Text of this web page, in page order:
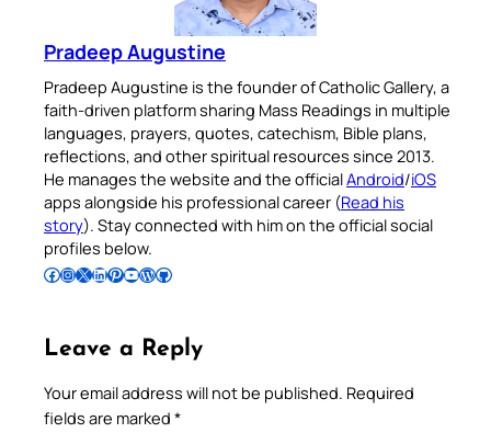
Pradeep Augustine
Pradeep Augustine is the founder of Catholic Gallery, a
faith-driven platform sharing Mass Readings in multiple
languages, prayers, quotes, catechism, Bible plans,
reflections, and other spiritual resources since 2013.
He manages the website and the officialAndroid/iOS
apps alongside his professional career (Read his
story). Stay connected with him on the official social
profiles below.
Follow Pradeep on Facebook Follow Pradeep on InstagramFollow Pradeep on X Follow Pradeep on LinkedIn Follow Pradeep on Pinterest Subscribe to Pradeep’s Youtube Channel Follow Pradeep on WordPress Follow Pradeep on GitHub
Leave a Reply
Your email address will not be published. Required
fields are marked *